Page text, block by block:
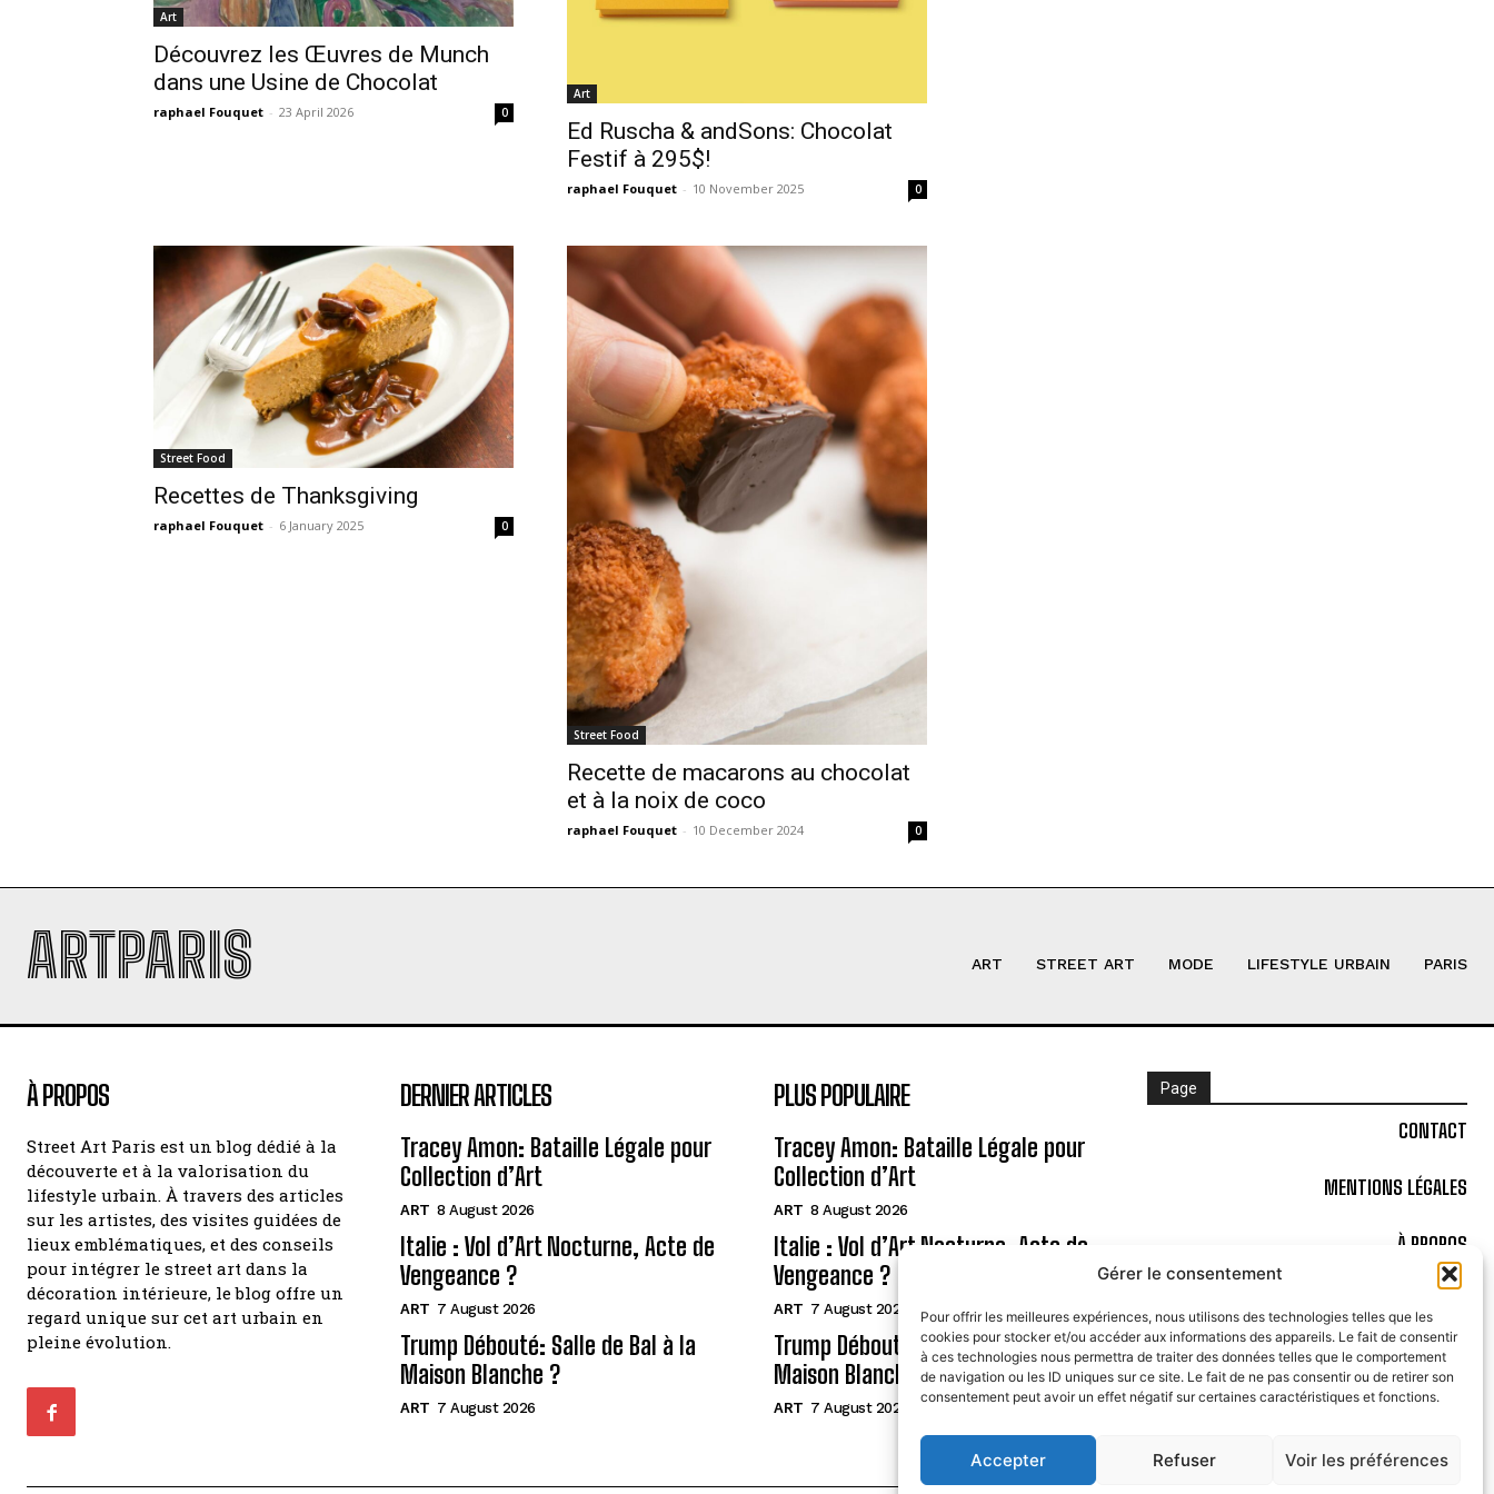
Gérer le consentement
Pour offrir les meilleures expériences, nous utilisons des technologies telles que les
cookies pour stocker et/ou accéder aux informations des appareils. Le fait de consentir
à ces technologies nous permettra de traiter des données telles que le comportement
de navigation ou les ID uniques sur ce site. Le fait de ne pas consentir ou de retirer son
consentement peut avoir un effet négatif sur certaines caractéristiques et fonctions.
Accepter Refuser Voir les préférences
Art
Découvrez les Œuvres de Munch
dans une Usine de Chocolat
raphael Fouquet - 23 April 2026 0
Art
Ed Ruscha & andSons: Chocolat
Festif à 295$!
raphael Fouquet - 10 November 2025 0
Street Food
Recettes de Thanksgiving
raphael Fouquet - 6 January 2025 0
Street Food
Recette de macarons au chocolat
et à la noix de coco
raphael Fouquet - 10 December 2024 0
ARTPARIS ART STREET ART MODE LIFESTYLE URBAIN PARIS
À PROPOS
Street Art Paris est un blog dédié à la
découverte et à la valorisation du
lifestyle urbain. À travers des articles
sur les artistes, des visites guidées de
lieux emblématiques, et des conseils
pour intégrer le street art dans la
décoration intérieure, le blog offre un
regard unique sur cet art urbain en
pleine évolution.
DERNIER ARTICLES
Tracey Amon: Bataille Légale pour
Collection d’Art
ART 8 August 2026
Italie : Vol d’Art Nocturne, Acte de
Vengeance ?
ART 7 August 2026
Trump Débouté: Salle de Bal à la
Maison Blanche ?
ART 7 August 2026
PLUS POPULAIRE
Tracey Amon: Bataille Légale pour
Collection d’Art
ART 8 August 2026
Italie : Vol d’Art Nocturne, Acte de
Vengeance ?
ART 7 August 2026
Trump Débouté: Salle de Bal à la
Maison Blanche ?
ART 7 August 2026
Page
CONTACT
MENTIONS LÉGALES
À PROPOS